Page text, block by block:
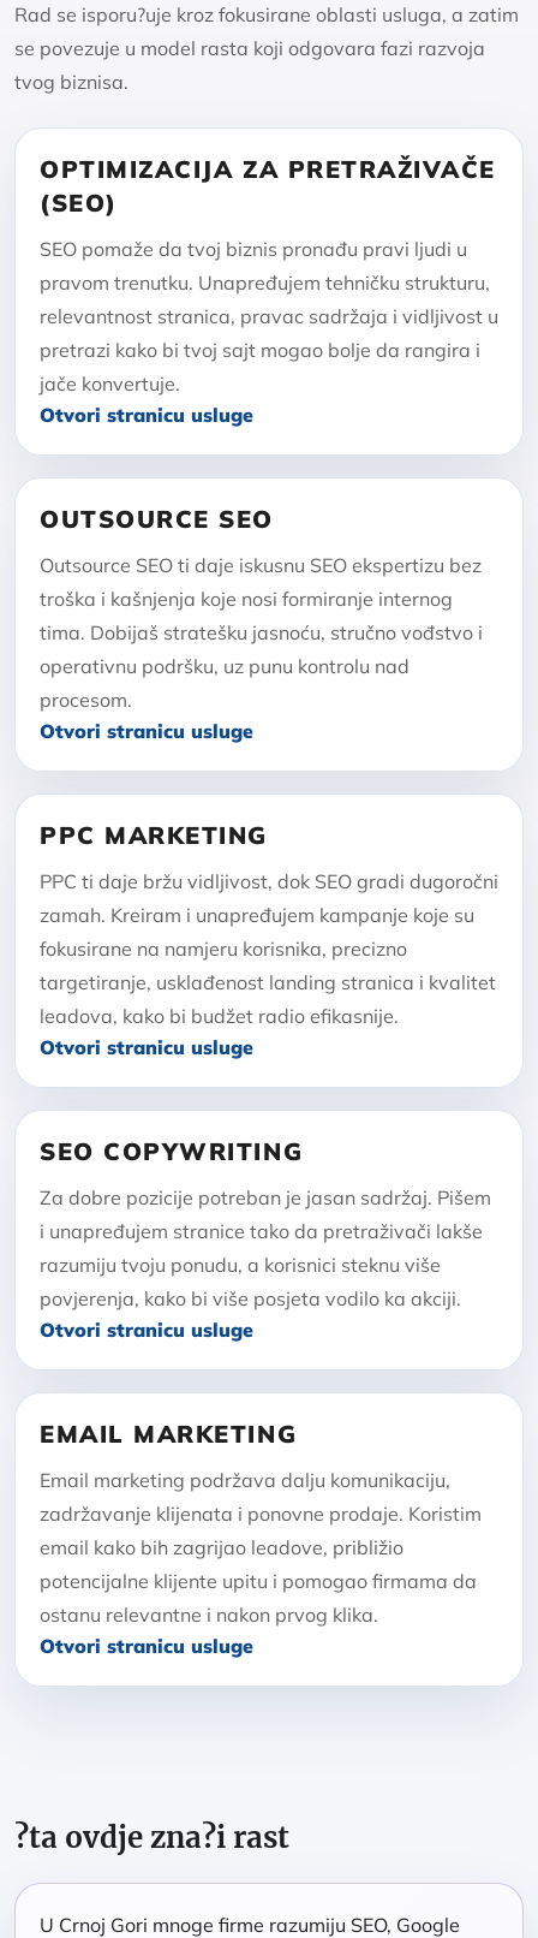
Rad se isporu?uje kroz fokusirane oblasti usluga, a zatim
se povezuje u model rasta koji odgovara fazi razvoja
tvog biznisa.
OPTIMIZACIJA ZA PRETRAŽIVAČE
(SEO)
SEO pomaže da tvoj biznis pronađu pravi ljudi u
pravom trenutku. Unapređujem tehničku strukturu,
relevantnost stranica, pravac sadržaja i vidljivost u
pretrazi kako bi tvoj sajt mogao bolje da rangira i
jače konvertuje.
Otvori stranicu usluge
OUTSOURCE SEO
Outsource SEO ti daje iskusnu SEO ekspertizu bez
troška i kašnjenja koje nosi formiranje internog
tima. Dobijaš stratešku jasnoću, stručno vođstvo i
operativnu podršku, uz punu kontrolu nad
procesom.
Otvori stranicu usluge
PPC MARKETING
PPC ti daje bržu vidljivost, dok SEO gradi dugoročni
zamah. Kreiram i unapređujem kampanje koje su
fokusirane na namjeru korisnika, precizno
targetiranje, usklađenost landing stranica i kvalitet
leadova, kako bi budžet radio efikasnije.
Otvori stranicu usluge
SEO COPYWRITING
Za dobre pozicije potreban je jasan sadržaj. Pišem
i unapređujem stranice tako da pretraživači lakše
razumiju tvoju ponudu, a korisnici steknu više
povjerenja, kako bi više posjeta vodilo ka akciji.
Otvori stranicu usluge
EMAIL MARKETING
Email marketing podržava dalju komunikaciju,
zadržavanje klijenata i ponovne prodaje. Koristim
email kako bih zagrijao leadove, približio
potencijalne klijente upitu i pomogao firmama da
ostanu relevantne i nakon prvog klika.
Otvori stranicu usluge
?ta ovdje zna?i rast
U Crnoj Gori mnoge firme razumiju SEO, Google